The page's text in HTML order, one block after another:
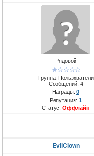
Рядовой
Группа: Пользователи
Сообщений: 4
Награды: 0
Репутация: 1
Статус: Оффлайн
EvilClown